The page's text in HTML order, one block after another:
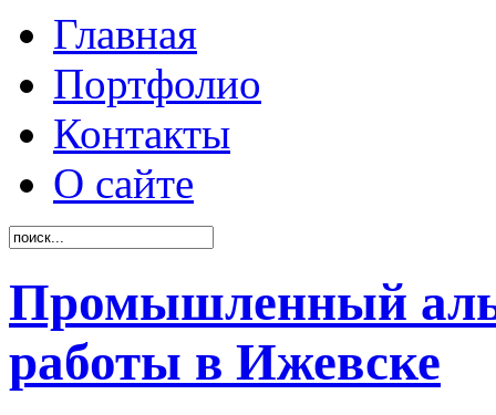
Главная
Портфолио
Контакты
О сайте
Промышленный
работы в Ижевске